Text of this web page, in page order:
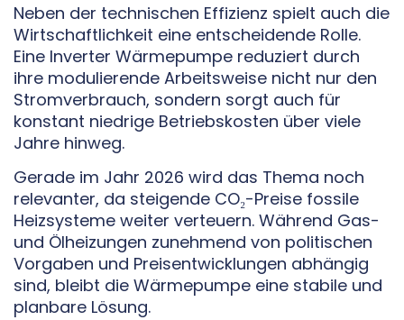
Neben der technischen Effizienz spielt auch die
Wirtschaftlichkeit eine entscheidende Rolle.
Eine Inverter Wärmepumpe reduziert durch
ihre modulierende Arbeitsweise nicht nur den
Stromverbrauch, sondern sorgt auch für
konstant niedrige Betriebskosten über viele
Jahre hinweg.
Gerade im Jahr 2026 wird das Thema noch
relevanter, da steigende CO₂-Preise fossile
Heizsysteme weiter verteuern. Während Gas-
und Ölheizungen zunehmend von politischen
Vorgaben und Preisentwicklungen abhängig
sind, bleibt die Wärmepumpe eine stabile und
planbare Lösung.